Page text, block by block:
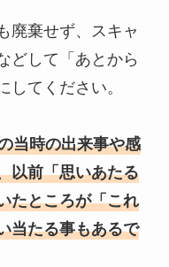
廃棄せず、スキャ
どして「あとから
してください。
当時の出来事や感
以前「思いあたる
たところが「これ
当たる事もあるで